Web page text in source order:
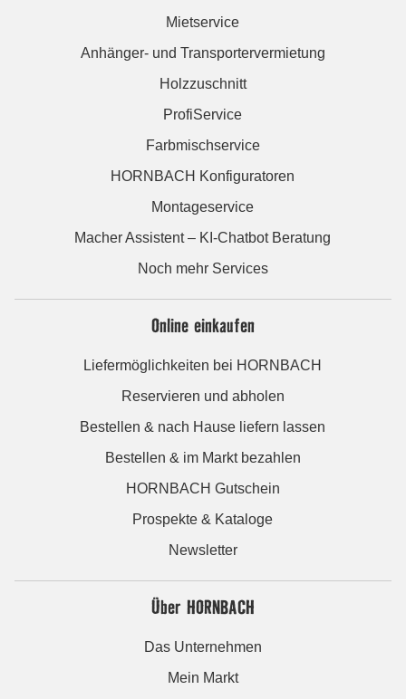
Mietservice
Anhänger- und Transportervermietung
Holzzuschnitt
ProfiService
Farbmischservice
HORNBACH Konfiguratoren
Montageservice
Macher Assistent – KI-Chatbot Beratung
Noch mehr Services
Online einkaufen
Liefermöglichkeiten bei HORNBACH
Reservieren und abholen
Bestellen & nach Hause liefern lassen
Bestellen & im Markt bezahlen
HORNBACH Gutschein
Prospekte & Kataloge
Newsletter
Über HORNBACH
Das Unternehmen
Mein Markt